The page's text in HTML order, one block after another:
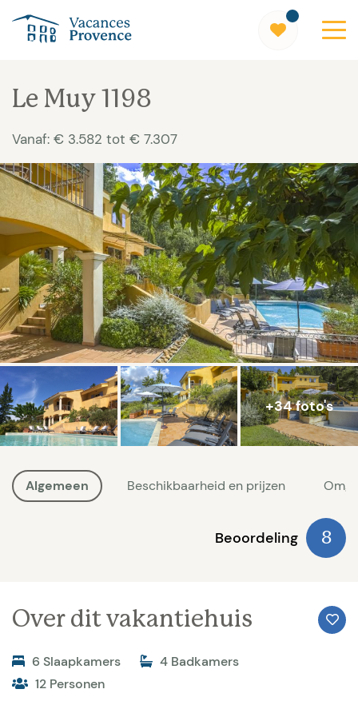
Le Muy 1198
Vanaf: € 3.582 tot € 7.307
+34 foto's
Algemeen Beschikbaarheid en prijzen
Beoordeling 8
Over dit vakantiehuis
6 Slaapkamers
4 Badkamers
12 Personen